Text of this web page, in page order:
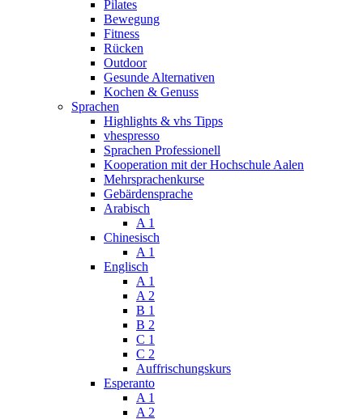
Pilates
Bewegung
Fitness
Rücken
Outdoor
Gesunde Alternativen
Kochen & Genuss
Sprachen
Highlights & vhs Tipps
vhespresso
Sprachen Professionell
Kooperation mit der Hochschule Aalen
Mehrsprachenkurse
Gebärdensprache
Arabisch
A 1
Chinesisch
A 1
Englisch
A 1
A 2
B 1
B 2
C 1
C 2
Auffrischungskurs
Esperanto
A 1
A 2